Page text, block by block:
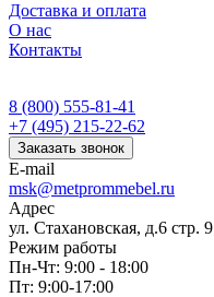
Доставка и оплата
О нас
Контакты
8 (800) 555-81-41
+7 (495) 215-22-62
Заказать звонок
E-mail
msk@metprommebel.ru
Адрес
ул. Стахановская, д.6 стр. 9
Режим работы
Пн-Чт: 9:00 - 18:00
Пт: 9:00-17:00